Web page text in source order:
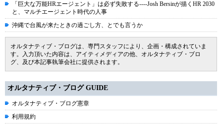
「巨大な万能HRエージェント」は必ず失敗する----Josh Bersinが描くHR 2030
と、マルチエージェント時代の人事
沖縄で台風が来たときの過ごし方、とでも言うか
オルタナティブ・ブログは、専門スタッフにより、企画・構成されていま
す。入力頂いた内容は、アイティメディアの他、オルタナティブ・ブロ
グ、及び本記事執筆会社に提供されます。
オルタナティブ・ブログ GUIDE
オルタナティブ・ブログ憲章
利用規約